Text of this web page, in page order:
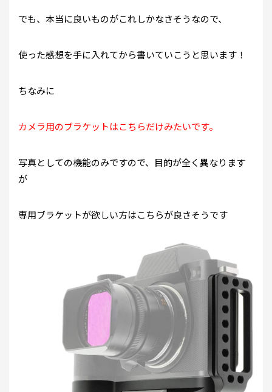
でも、本当に良いものがこれしかなさそうなので、
使った感想を手に入れてから書いていこうと思います！
ちなみに
カメラ用のブラケットはこちらだけみたいです。
写真としての機能のみですので、目的が全く異なります
が
専用ブラケットが欲しい方はこちらが良さそうです